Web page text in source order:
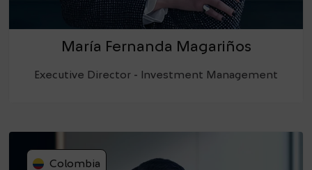
María Fernanda Magariños
Executive Director - Investment Management
Colombia